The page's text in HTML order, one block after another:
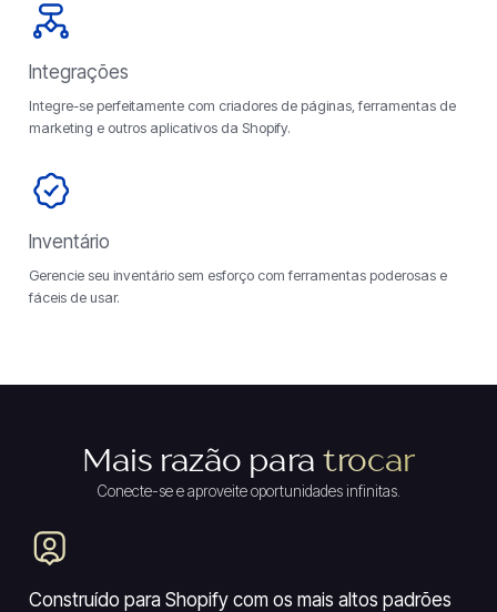
Integrações
Integre-se perfeitamente com criadores de páginas, ferramentas de
marketing e outros aplicativos da Shopify.
Inventário
Gerencie seu inventário sem esforço com ferramentas poderosas e
fáceis de usar.
Mais razão paratrocar
Conecte-se e aproveite oportunidades infinitas.
Construído para Shopify com os mais altos padrões